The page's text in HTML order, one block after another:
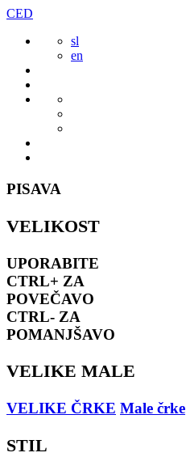
Preskoči
vsebine
CED
sl
en
PISAVA
VELIKOST
UPORABITE
CTRL+ ZA
POVEČAVO
CTRL- ZA
POMANJŠAVO
VELIKE MALE
VELIKE ČRKE Male črke
STIL